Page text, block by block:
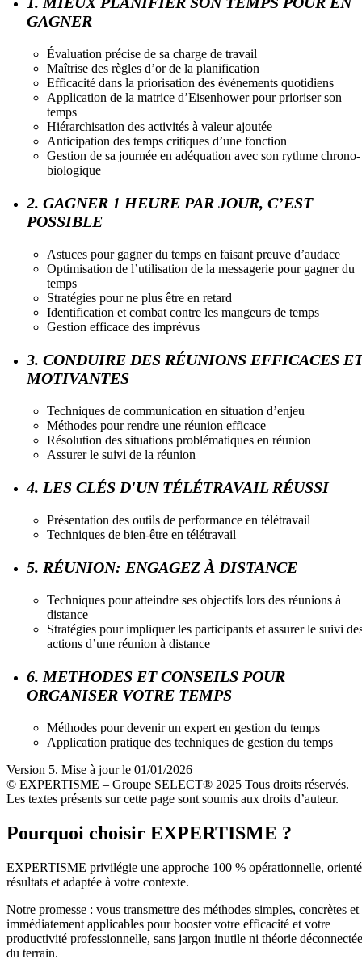
GAGNER
Évaluation précise de sa charge de travail
Maîtrise des règles d’or de la planification
Efficacité dans la priorisation des événements quotidiens
Application de la matrice d’Eisenhower pour prioriser son
temps
Hiérarchisation des activités à valeur ajoutée
Anticipation des temps critiques d’une fonction
Gestion de sa journée en adéquation avec son rythme chrono-
biologique
2. GAGNER 1 HEURE PAR JOUR, C’EST
POSSIBLE
Astuces pour gagner du temps en faisant preuve d’audace
Optimisation de l’utilisation de la messagerie pour gagner du
temps
Stratégies pour ne plus être en retard
Identification et combat contre les mangeurs de temps
Gestion efficace des imprévus
3. CONDUIRE DES RÉUNIONS EFFICACES
MOTIVANTES
Techniques de communication en situation d’enjeu
Méthodes pour rendre une réunion efficace
Résolution des situations problématiques en réunion
Assurer le suivi de la réunion
4. LES CLÉS D'UN TÉLÉTRAVAIL RÉUSSI
Présentation des outils de performance en télétravail
Techniques de bien-être en télétravail
5. RÉUNION: ENGAGEZ À DISTANCE
Techniques pour atteindre ses objectifs lors des réunions à
distance
Stratégies pour impliquer les participants et assurer le suivi
actions d’une réunion à distance
6. METHODES ET CONSEILS POUR
ORGANISER VOTRE TEMPS
Méthodes pour devenir un expert en gestion du temps
Application pratique des techniques de gestion du temps
Version 5. Mise à jour le 01/01/2026
© EXPERTISME – Groupe SELECT® 2025 Tous droits réservés.
Les textes présents sur cette page sont soumis aux droits d’auteur.
Pourquoi choisir EXPERTISME ?
EXPERTISME privilégie une approche 100 % opérationnelle,
résultats et adaptée à votre contexte.
Notre promesse : vous transmettre des méthodes simples, concrètes et
immédiatement applicables pour booster votre efficacité et votre
productivité professionnelle, sans jargon inutile ni théorie déconnectée
du terrain.